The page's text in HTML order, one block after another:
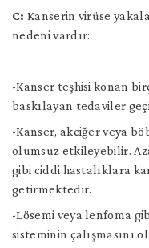
C: Kanserin virüse
nedeni vardır:
-Kanser teşhisi konan
baskılayan tedaviler
-Kanser, akciğer veya
olumsuz etkileyebilir.
gibi ciddi hastalıklara
getirmektedir.
-Lösemi veya lenfoma
sisteminin çalışmasını